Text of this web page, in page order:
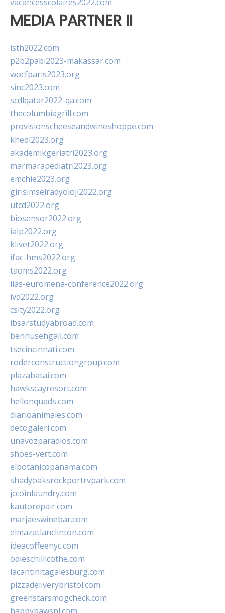
MEDIA PARTNER II
isth2022.com
p2b2pabi2023-makassar.com
wocfparis2023.org
sinc2023.com
scdlqatar2022-qa.com
thecolumbiagrill.com
provisionscheeseandwineshoppe.com
khedi2023.org
akademikgeriatri2023.org
marmarapediatri2023.org
emchie2023.org
girisimselradyoloji2022.org
utcd2022.org
biosensor2022.org
ialp2022.org
klivet2022.org
ifac-hms2022.org
taoms2022.org
iias-euromena-conference2022.org
ivd2022.org
csity2022.org
ibsarstudyabroad.com
bennusehgall.com
tsecincinnati.com
roderconstructiongroup.com
plazabatai.com
hawkscayresort.com
hellonquads.com
diarioanimales.com
decogaleri.com
unavozparadios.com
shoes-vert.com
elbotanicopanama.com
shadyoaksrockportrvpark.com
jccoinlaundry.com
kautorepair.com
marjaeswinebar.com
elmazatlanclinton.com
ideacoffeenyc.com
odieschillicothe.com
lacantinitagalesburg.com
pizzadeliverybristol.com
greenstarsmogcheck.com